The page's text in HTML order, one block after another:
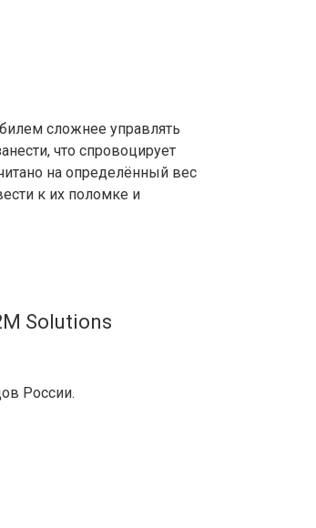
сложнее управлять
что спровоцирует
на определённый вес
к их поломке и
Solutions
России.